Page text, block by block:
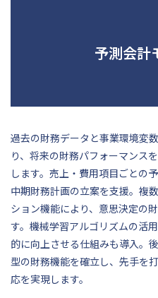
予測会計
過去の財務データと事業環境変
り、将来の財務パフォーマンス
します。売上・費用項目ごとの
中期財務計画の立案を支援。複
ション機能により、意思決定の
す。機械学習アルゴリズムの活
的に向上させる仕組みも導入。
型の財務機能を確立し、先手を
応を実現します。